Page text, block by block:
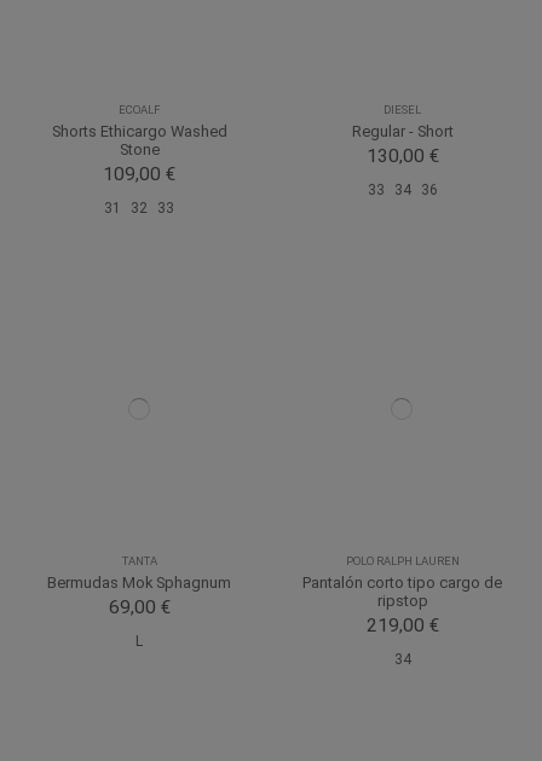
ECOALF
Shorts Ethicargo Washed
Stone
109,00 €
31 32 33
DIESEL
Regular - Short
130,00 €
33 34 36
TANTA
Bermudas Mok Sphagnum
69,00 €
L
POLO RALPH LAUREN
Pantalón corto tipo cargo de
ripstop
219,00 €
34